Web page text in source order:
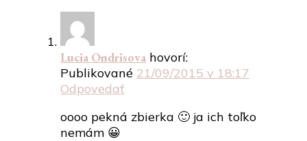
Lucia Ondrisova hovorí:
Publikované 21/09/2015 v 18:17
Odpovedať
oooo pekná zbierka 🙂 ja ich toľko
nemám 😀